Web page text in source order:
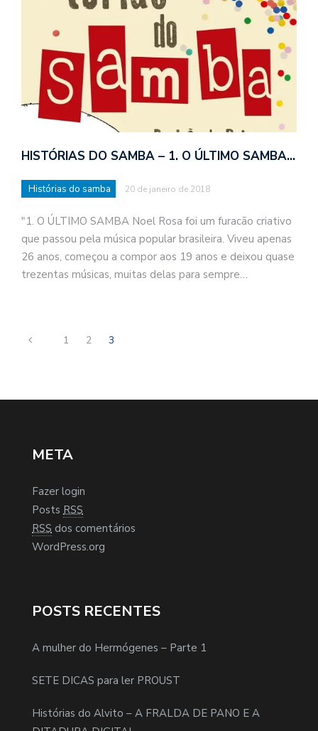
HISTÓRIAS DO SAMBA – 1. O ÚLTIMO SAMBA…
Histórias do samba 20 de janeiro de 2018
"1. O ÚLTIMO SAMBA Noel Rosa foi um furacão criativo
que passou pela música popular brasileira. Viveu apenas
26 anos, começou a compor aos 19 anos e deixou quase
trezentas músicas, muitas delas para sempre…
1 2 3
META
Fazer login
Posts RSS
RSS dos comentários
WordPress.org
POSTS RECENTES
A mulher do Hermógenes – Parte 1
SETE DICAS para ler PROUST
Histórias do Alvito – A FRALDA DE PANO E A